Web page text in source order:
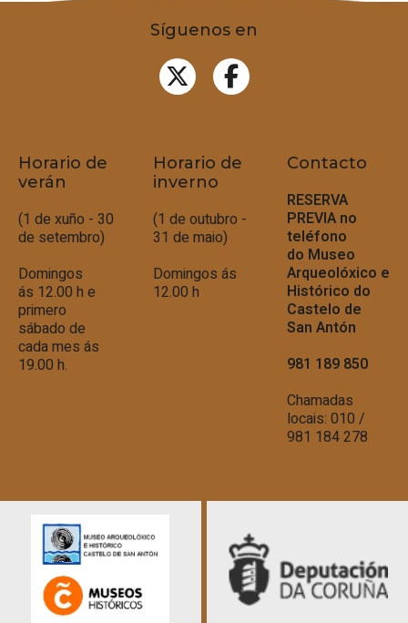
Síguenos en
Horario de
verán
(1 de xuño - 30
de setembro)
Domingos
ás 12.00 h e
primero
sábado de
cada mes ás
19.00 h.
Horario de
inverno
(1 de outubro -
31 de maio)
Domingos ás
12.00 h
Contacto
RESERVA
PREVIA no
teléfono
do Museo
Arqueolóxico e
Histórico do
Castelo de
San Antón
981 189 850
Chamadas
locais: 010 /
981 184 278